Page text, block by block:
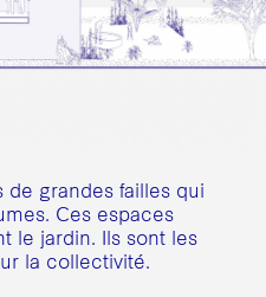
grandes failles qui
Ces espaces
le jardin. Ils sont les
la collectivité.